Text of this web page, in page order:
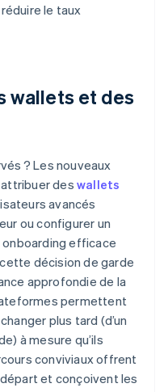
le taux
wallets et des
? Les nouveaux
des wallets
avancés
ou configurer un
onboarding efficace
décision de garde
approfondie de la
permettent
plus tard (d’un
à mesure qu’ils
conviviaux offrent
et conçoivent les